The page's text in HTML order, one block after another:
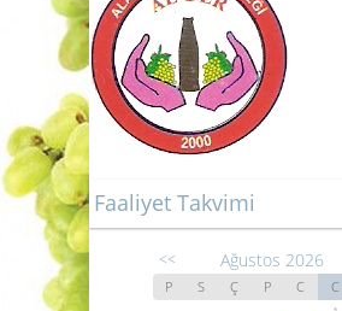
Faaliyet Takvimi
<< Ağustos 2026
P S Ç P C C